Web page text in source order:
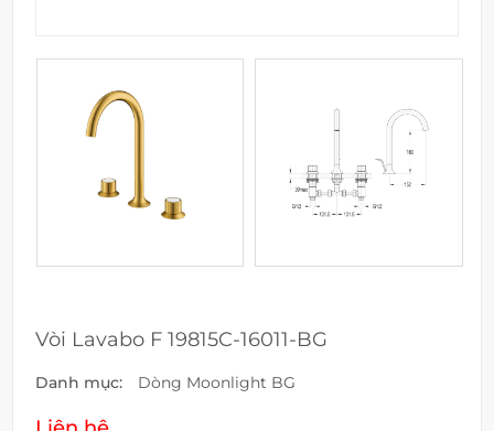
Vòi Lavabo F 19815C-16011-BG
Danh mục: Dòng Moonlight BG